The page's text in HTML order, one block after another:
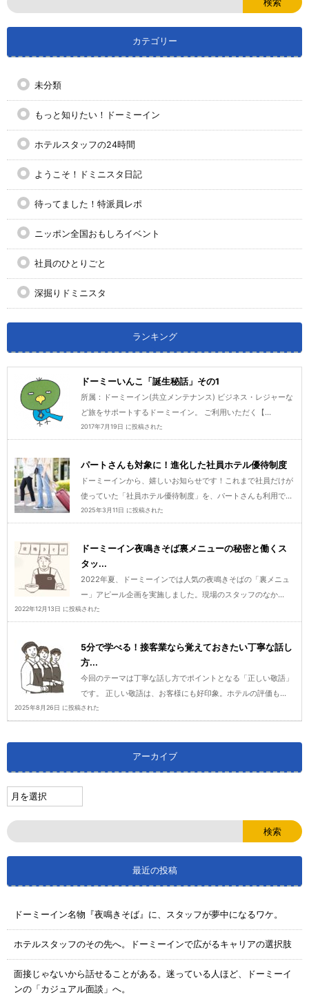
カテゴリー
未分類
もっと知りたい！ドーミーイン
ホテルスタッフの24時間
ようこそ！ドミニスタ日記
待ってました！特派員レポ
ニッポン全国おもしろイベント
社員のひとりごと
深掘りドミニスタ
ランキング
ドーミーいんこ「誕生秘話」その1
所属：ドーミーイン(共立メンテナンス) ビジネス・レジャーな
ど旅をサポートするドーミーイン。 ご利用いただく【...
2017年7月19日 に投稿された
パートさんも対象に！進化した社員ホテル優待制度
ドーミーインから、嬉しいお知らせです！これまで社員だけが
使っていた「社員ホテル優待制度」を、パートさんも利用で...
2025年3月11日 に投稿された
ドーミーイン夜鳴きそば裏メニューの秘密と働くス
タッ...
2022年夏、ドーミーインでは人気の夜鳴きそばの「裏メニュ
ー」アピール企画を実施しました。現場のスタッフのなか...
2022年12月13日 に投稿された
5分で学べる！接客業なら覚えておきたい丁寧な話し
方...
今回のテーマは丁寧な話し方でポイントとなる「正しい敬語」
です。 正しい敬語は、お客様にも好印象。ホテルの評価も...
2025年8月26日 に投稿された
アーカイブ
最近の投稿
ドーミーイン名物『夜鳴きそば』に、スタッフが夢中になるワケ。
ホテルスタッフのその先へ。ドーミーインで広がるキャリアの選択肢
面接じゃないから話せることがある。迷っている人ほど、ドーミーイ
ンの「カジュアル面談」へ。